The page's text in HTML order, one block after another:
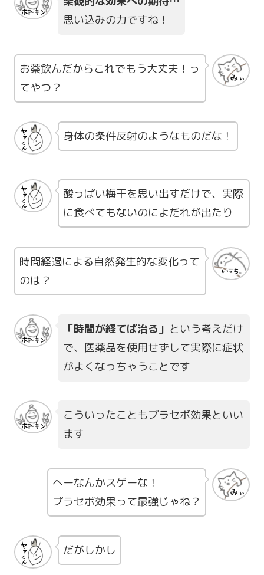
思い込みの力ですね！
お薬飲んだからこれでもう大丈夫！っ
てやつ？
身体の条件反射のようなものだな！
酸っぱい梅干を思い出すだけで、実際
に食べてもないのによだれが出たり
時間経過による自然発生的な変化って
のは？
「時間が経てば治る」 という考えだけ
で、医薬品を使用せずして実際に症状
がよくなっちゃうことです
こういったこともプラセボ効果といい
ます
へーなんかスゲーな！
プラセボ効果って最強じゃね？
だがしかし